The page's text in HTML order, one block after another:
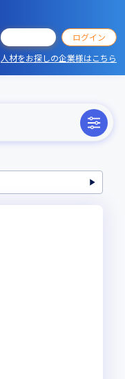
ログイン
人材をお探しの企業様はこちら